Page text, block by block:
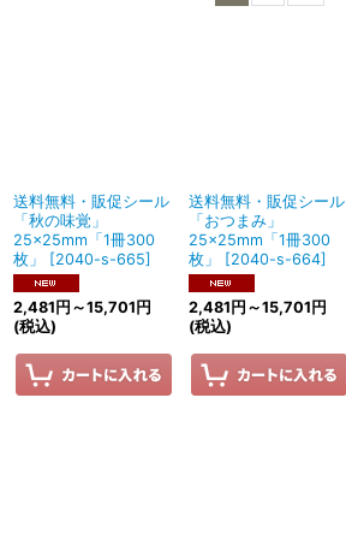
送料無料・販促シール
「秋の味覚」
25×25mm「1冊300
枚」
[2040-s-665]
2,481 円 ～15,701 円
(税込)
送料無料・販促シール
「おつまみ」
25×25mm「1冊300
枚」
[2040-s-664]
2,481 円 ～15,701 円
(税込)